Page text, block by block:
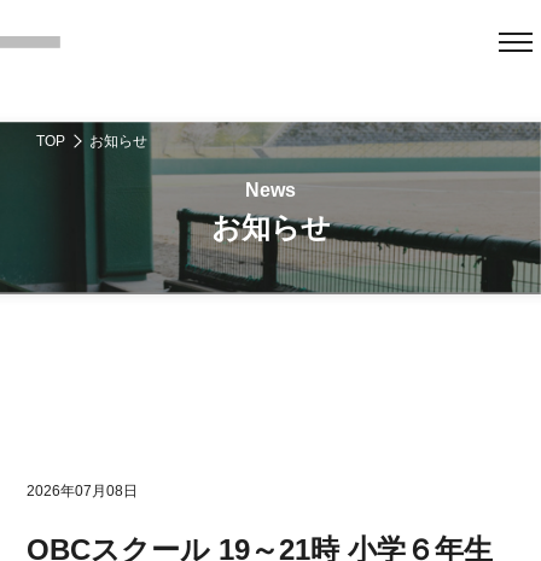
TOP お知らせ
お知らせ
2026年07月08日
OBCスクール 19～21時 小学６年生